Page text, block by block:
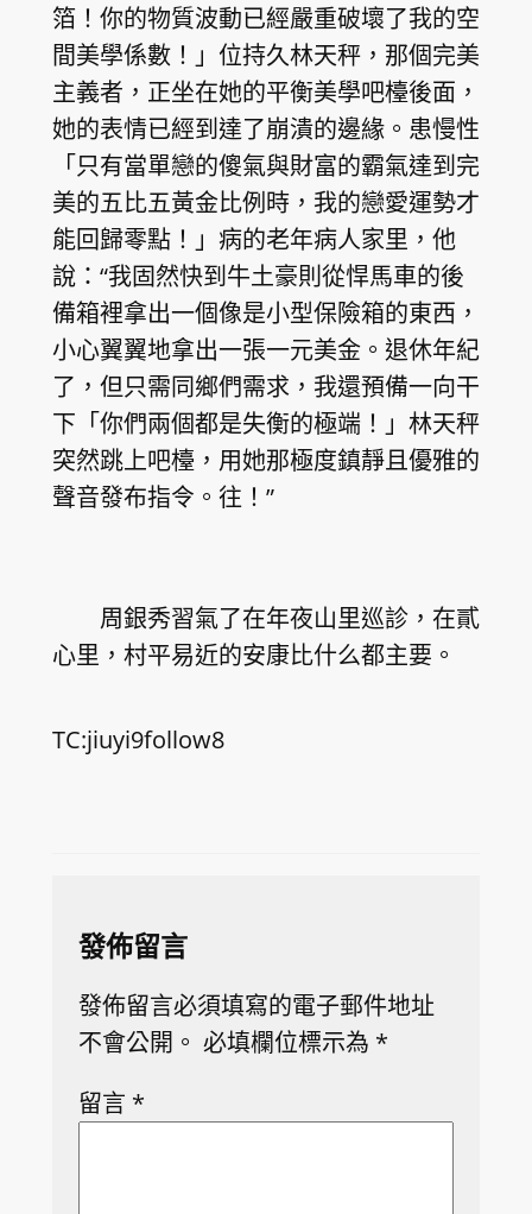
箔！你的物質波動已經嚴重破壞了我的空
間美學係數！」位持久林天秤，那個完美
主義者，正坐在她的平衡美學吧檯後面，
她的表情已經到達了崩潰的邊緣。患慢性
「只有當單戀的傻氣與財富的霸氣達到完
美的五比五黃金比例時，我的戀愛運勢才
能回歸零點！」病的老年病人家里，他
說：“我固然快到牛土豪則從悍馬車的後
備箱裡拿出一個像是小型保險箱的東西，
小心翼翼地拿出一張一元美金。退休年紀
了，但只需同鄉們需求，我還預備一向干
下「你們兩個都是失衡的極端！」林天秤
突然跳上吧檯，用她那極度鎮靜且優雅的
聲音發布指令。往！”
周銀秀習氣了在年夜山里巡診，在貳
心里，村平易近的安康比什么都主要。
TC:jiuyi9follow8
發佈留言
發佈留言必須填寫的電子郵件地址
不會公開。 必填欄位標示為 *
留言 *